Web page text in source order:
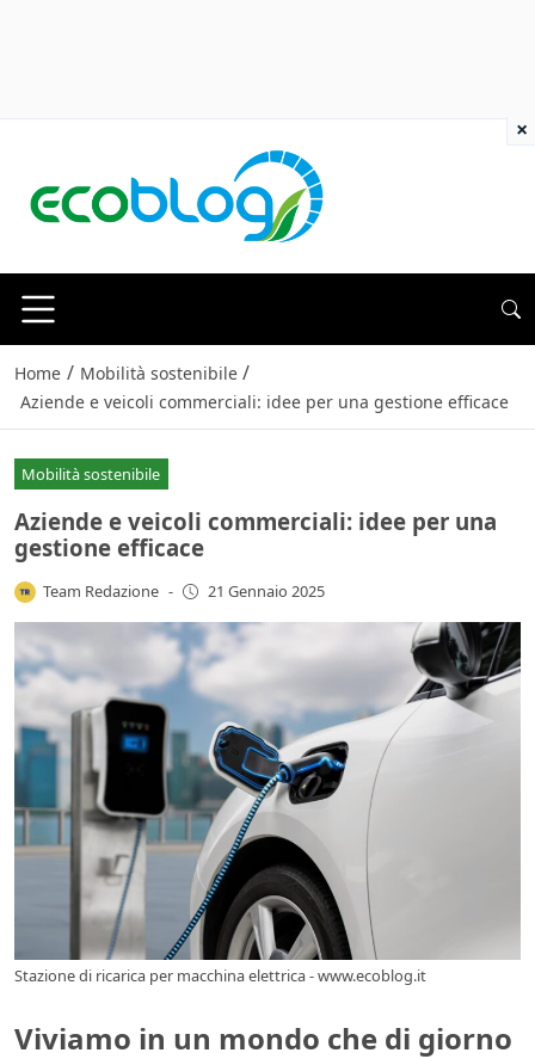
Home / Mobilità sostenibile /
Aziende e veicoli commerciali: idee per una gestione efficace
Mobilità sostenibile
Aziende e veicoli commerciali: idee per una
gestione efficace
Team Redazione - 21 Gennaio 2025
Stazione di ricarica per macchina elettrica - www.ecoblog.it
Viviamo in un mondo che di giorno
×